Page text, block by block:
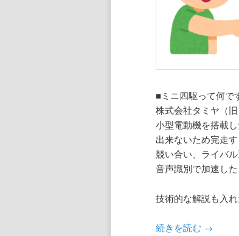
■ミニ四駆って何で
株式会社タミヤ（
小型電動機を搭載
出来ないため完走
競い合い、ライバ
音声識別で加速し
技術的な解説も入
続きを読む →